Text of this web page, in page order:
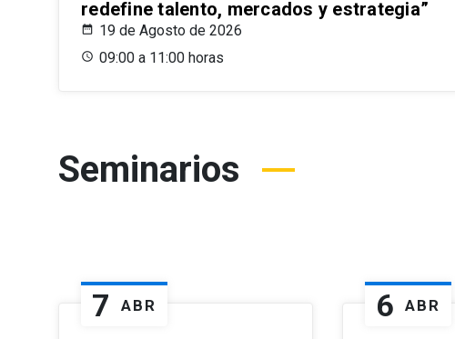
redefine talento, mercados y estrategia”
19 de Agosto de 2026
09:00 a 11:00 horas
Seminarios
7 ABR 6 ABR